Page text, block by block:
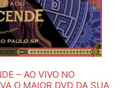
– AO VIVO NO
O MAIOR DVD DA SUA